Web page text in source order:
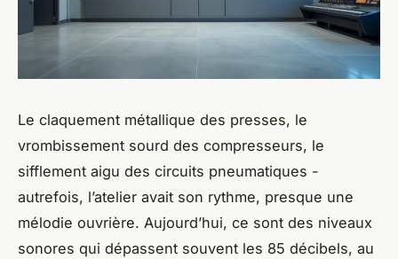
Le claquement métallique des presses, le
vrombissement sourd des compresseurs, le
sifflement aigu des circuits pneumatiques -
autrefois, l’atelier avait son rythme, presque une
mélodie ouvrière. Aujourd’hui, ce sont des niveaux
sonores qui dépassent souvent les 85 décibels, au